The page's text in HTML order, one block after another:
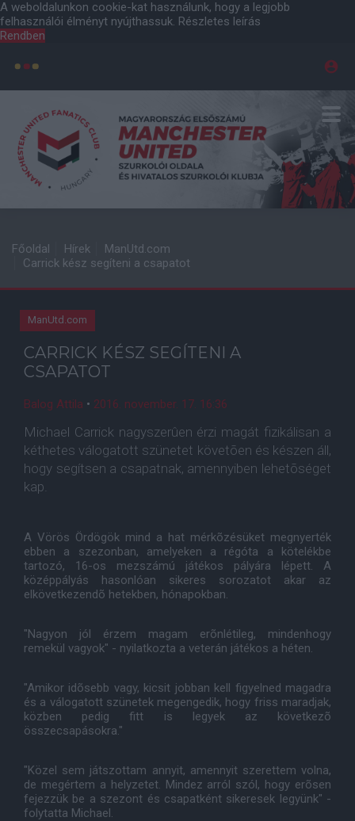
A weboldalunkon cookie-kat használunk, hogy a legjobb
felhasználói élményt nyújthassuk. Részletes leírás
Rendben
Főoldal Hírek
ManUtd.com
Carrick kész segíteni a csapatot
ManUtd.com
CARRICK KÉSZ SEGÍTENI A
CSAPATOT
Balog Attila • 2016. november. 17. 16:36
Michael Carrick nagyszerûen érzi magát fizikálisan a
kéthetes válogatott szünetet követõen és készen áll,
hogy segítsen a csapatnak, amennyiben lehetõséget
kap.
A Vörös Ördögök mind a hat mérkõzésüket megnyerték
ebben a szezonban, amelyeken a régóta a kötelékbe
tartozó, 16-os mezszámú játékos pályára lépett. A
középpályás hasonlóan sikeres sorozatot akar az
elkövetkezendõ hetekben, hónapokban.
"Nagyon jól érzem magam erõnlétileg, mindenhogy
remekül vagyok" - nyilatkozta a veterán játékos a héten.
"Amikor idõsebb vagy, kicsit jobban kell figyelned magadra
és a válogatott szünetek megengedik, hogy friss maradjak,
közben pedig fitt is legyek az következõ
összecsapásokra."
"Közel sem játszottam annyit, amennyit szerettem volna,
de megértem a helyzetet. Mindez arról szól, hogy erõsen
fejezzük be a szezont és csapatként sikeresek legyünk" -
folytatta Michael.